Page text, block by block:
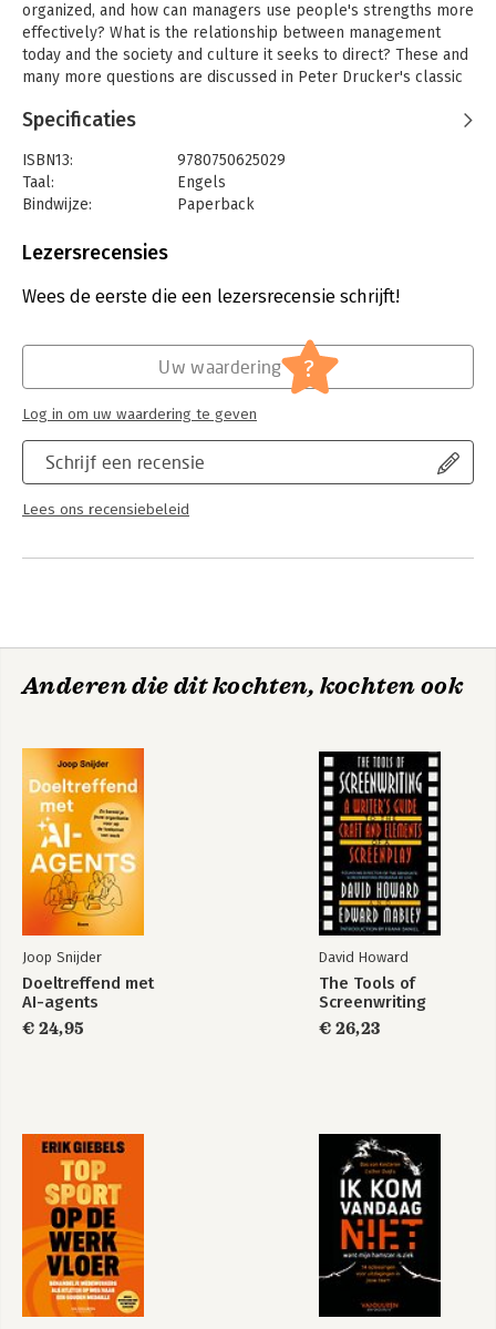
organized, and how can managers use people's strengths more
effectively? What is the relationship between management
today and the society and culture it seeks to direct? These and
many more questions are discussed in Peter Drucker's classic
People and Performance is the ideal volume for those who
want the essence of Drucker's thinking, but with limited time at
their disposal. It spans all the main dimensions of management
and its themes are based on Drucker's direct experience as an
institutions, and as a widely sought lecturer.
Specificaties
ISBN13:
9780750625029
Taal:
Engels
Bindwijze:
Paperback
Uitgever:
Hoofdrubriek:
Algemeen management,Strategisch
Lezersrecensies
Wees de eerste die een lezersrecensie schrijft!
Schrijf een recensie
Lees ons recensiebeleid
Uw waardering ?
Log in om uw waardering te geven
Anderen die dit kochten, kochten ook
Joop Snijder
Doeltreffend met
AI-agents
€ 24,95
David Howard
The Tools of
Screenwriting
€ 26,23